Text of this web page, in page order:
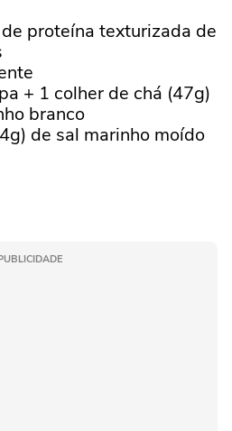
proteína texturizada de
+ 1 colher de chá (47g)
branco
de sal marinho moído